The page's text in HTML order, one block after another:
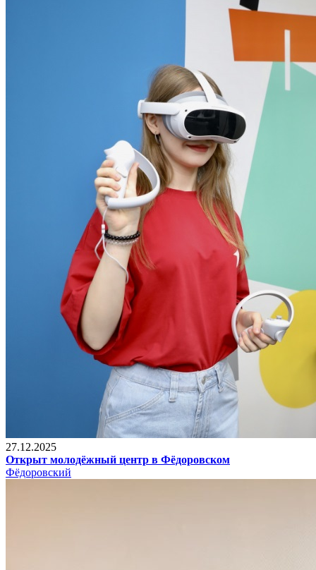
27.12.2025
Открыт молодёжный центр в Фёдоровском
Фёдоровский